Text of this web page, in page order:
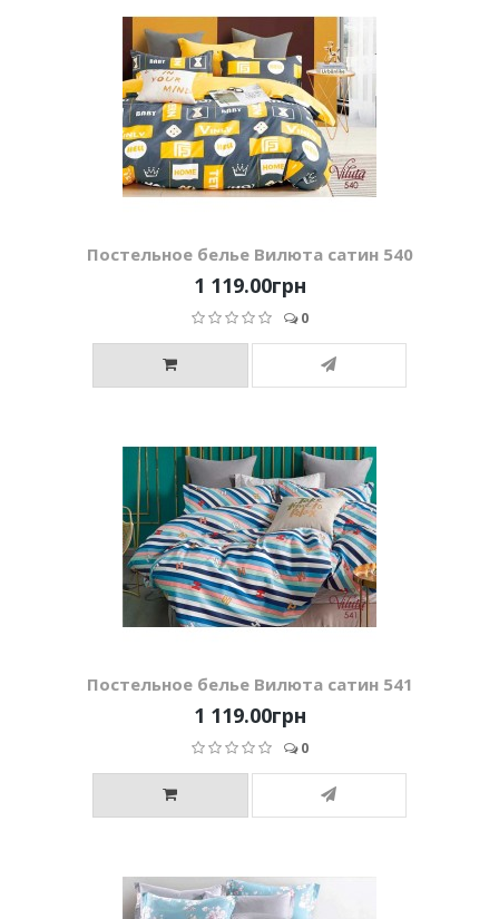
Постельное белье Вилюта сатин 540
1 119.00грн
0
Постельное белье Вилюта сатин 541
1 119.00грн
0